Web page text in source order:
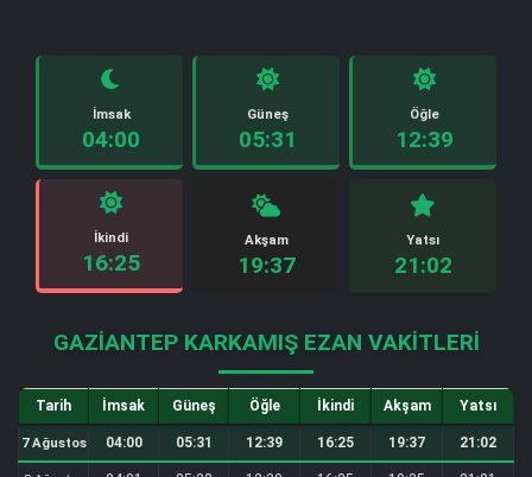
İmsak
04:00
Güneş
05:31
Öğle
12:39
İkindi
16:25
Akşam
19:37
Yatsı
21:02
GAZIANTEP KARKAMIŞ EZAN VAKITLERI
Tarih İmsak Güneş Öğle İkindi Akşam Yatsı
7 Ağustos 04:00 05:31 12:39 16:25 19:37 21:02